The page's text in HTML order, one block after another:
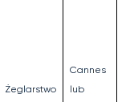
Żeglarstwo
Cannes
lub